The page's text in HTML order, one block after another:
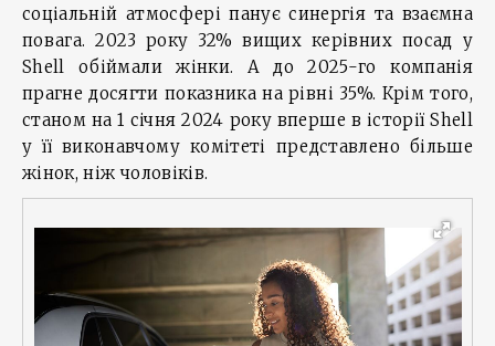
соціальній атмосфері панує синергія та взаємна
повага. 2023 року 32% вищих керівних посад у
Shell обіймали жінки. А до 2025-го компанія
прагне досягти показника на рівні 35%. Крім того,
станом на 1 січня 2024 року вперше в історії Shell
у її виконавчому комітеті представлено більше
жінок, ніж чоловіків.